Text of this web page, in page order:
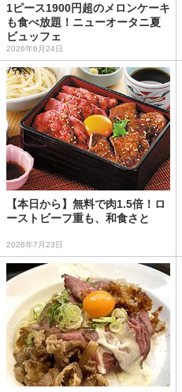
1ピース1900円超のメロンケーキ
も食べ放題！ニューオータニ夏
ビュッフェ
2026年6月24日
【本日から】無料で肉1.5倍！ロ
ーストビーフ重も、和食さと
2026年7月23日